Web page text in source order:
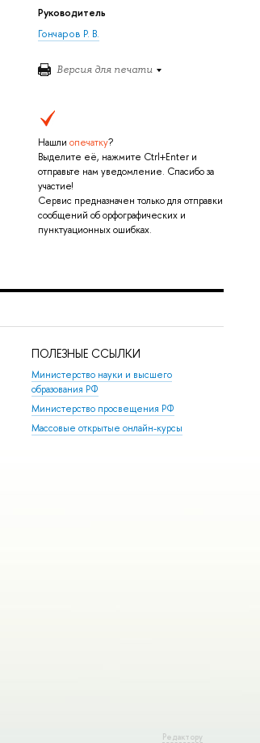
Руководитель
Гончаров Р. В.
Версия для печати
Нашли опечатку?
Выделите её, нажмите Ctrl+Enter и
отправьте нам уведомление. Спасибо за
участие!
Сервис предназначен только для отправки
сообщений об орфографических и
пунктуационных ошибках.
ПОЛЕЗНЫЕ ССЫЛКИ
Министерство науки и высшего
образования РФ
Министерство просвещения РФ
Массовые открытые онлайн-курсы
Редактору